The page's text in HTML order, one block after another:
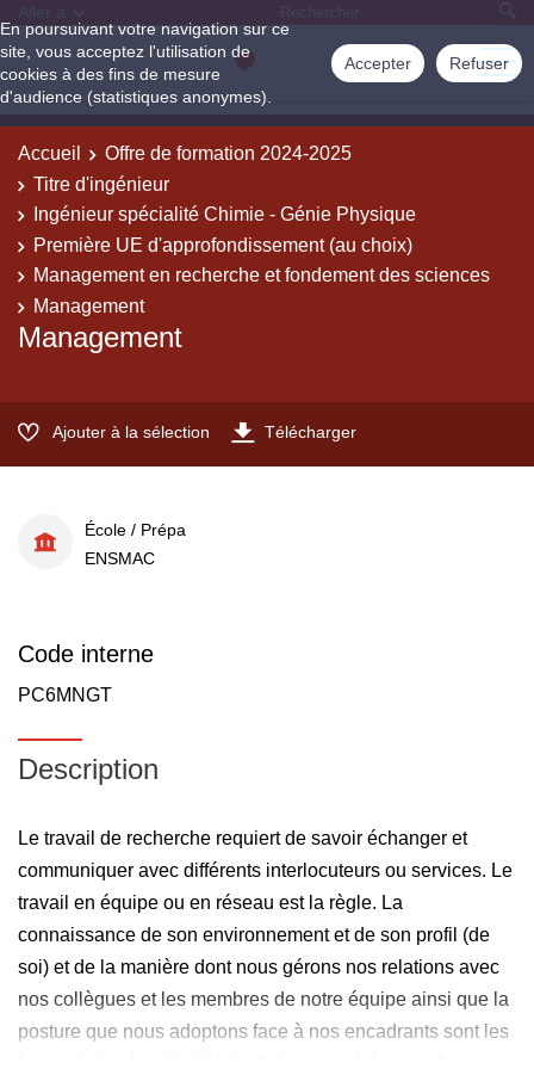
En poursuivant votre navigation sur ce
site, vous acceptez l'utilisation de
cookies à des fins de mesure
d'audience (statistiques anonymes).
Accepter Refuser
Accueil
Offre de formation 2024-2025
Titre d'ingénieur
Ingénieur spécialité Chimie - Génie Physique
Première UE d'approfondissement (au choix)
Management en recherche et fondement des sciences
Management
Management
Ajouter à la sélection Télécharger
École / Prépa
ENSMAC
Code interne
PC6MNGT
Description
Le travail de recherche requiert de savoir échanger et
communiquer avec différents interlocuteurs ou services. Le
travail en équipe ou en réseau est la règle. La
connaissance de son environnement et de son profil (de
soi) et de la manière dont nous gérons nos relations avec
nos collègues et les membres de notre équipe ainsi que la
posture que nous adoptons face à nos encadrants sont les